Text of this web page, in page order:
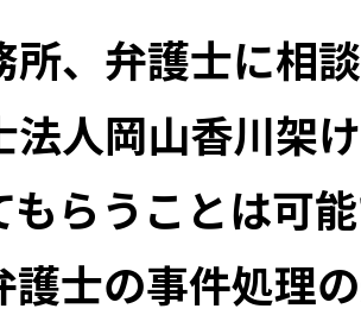
、弁護士に相
法人岡山香川架
もらうことは可
護士の事件処理